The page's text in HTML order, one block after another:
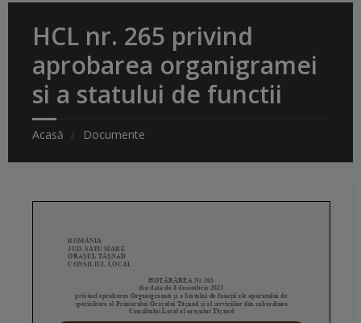
HCL nr. 265 privind
aprobarea organigramei
si a statului de functii
Acasă Documente